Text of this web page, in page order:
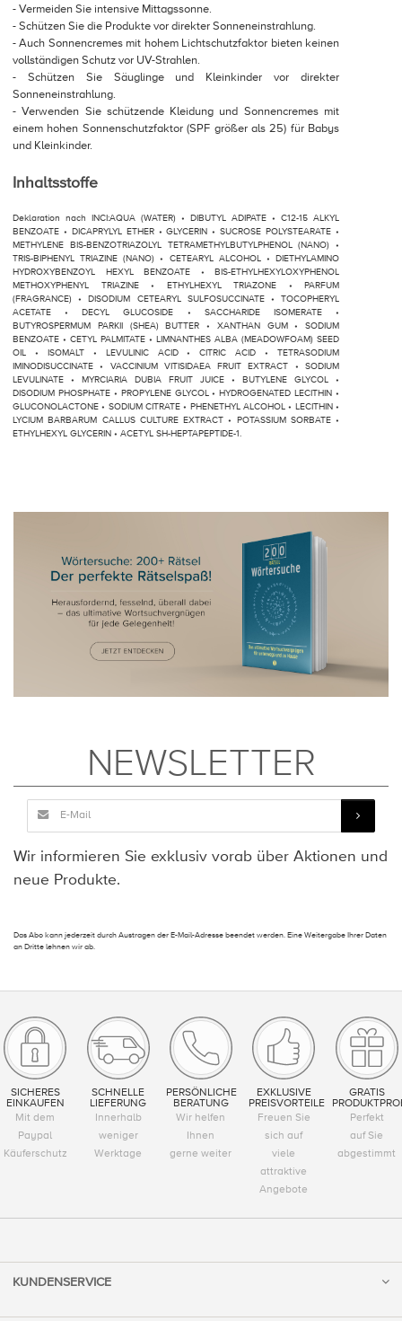
- Vermeiden Sie intensive Mittagssonne.
- Schützen Sie die Produkte vor direkter Sonneneinstrahlung.
- Auch Sonnencremes mit hohem Lichtschutzfaktor bieten keinen
vollständigen Schutz vor UV-Strahlen.
- Schützen Sie Säuglinge und Kleinkinder vor direkter
Sonneneinstrahlung.
- Verwenden Sie schützende Kleidung und Sonnencremes mit
einem hohen Sonnenschutzfaktor (SPF größer als 25) für Babys
und Kleinkinder.
Inhaltsstoffe
Deklaration nach INCI:AQUA (WATER) • DIBUTYL ADIPATE • C12-15 ALKYL
BENZOATE • DICAPRYLYL ETHER • GLYCERIN • SUCROSE POLYSTEARATE •
METHYLENE BIS-BENZOTRIAZOLYL TETRAMETHYLBUTYLPHENOL (NANO) •
TRIS-BIPHENYL TRIAZINE (NANO) • CETEARYL ALCOHOL • DIETHYLAMINO
HYDROXYBENZOYL HEXYL BENZOATE • BIS-ETHYLHEXYLOXYPHENOL
METHOXYPHENYL TRIAZINE • ETHYLHEXYL TRIAZONE • PARFUM
(FRAGRANCE) • DISODIUM CETEARYL SULFOSUCCINATE • TOCOPHERYL
ACETATE • DECYL GLUCOSIDE • SACCHARIDE ISOMERATE •
BUTYROSPERMUM PARKII (SHEA) BUTTER • XANTHAN GUM • SODIUM
BENZOATE • CETYL PALMITATE • LIMNANTHES ALBA (MEADOWFOAM) SEED
OIL • ISOMALT • LEVULINIC ACID • CITRIC ACID • TETRASODIUM
IMINODISUCCINATE • VACCINIUM VITISIDAEA FRUIT EXTRACT • SODIUM
LEVULINATE • MYRCIARIA DUBIA FRUIT JUICE • BUTYLENE GLYCOL •
DISODIUM PHOSPHATE • PROPYLENE GLYCOL • HYDROGENATED LECITHIN •
GLUCONOLACTONE • SODIUM CITRATE • PHENETHYL ALCOHOL • LECITHIN •
LYCIUM BARBARUM CALLUS CULTURE EXTRACT • POTASSIUM SORBATE •
ETHYLHEXYL GLYCERIN • ACETYL SH-HEPTAPEPTIDE-1.
NEWSLETTER
Wir informieren Sie exklusiv vorab über Aktionen und
neue Produkte.
Das Abo kann jederzeit durch Austragen der E-Mail-Adresse beendet werden. Eine Weitergabe Ihrer Daten
an Dritte lehnen wir ab.
SICHERES
EINKAUFEN
Mit dem
Paypal
Käuferschutz
SCHNELLE
LIEFERUNG
Innerhalb
weniger
Werktage
PERSÖNLICHE
BERATUNG
Wir helfen
Ihnen
gerne weiter
EXKLUSIVE
PREISVORTEILE
Freuen Sie
sich auf
viele
attraktive
Angebote
GRATIS
Perfekt
auf Sie
abgestimmt
KUNDENSERVICE